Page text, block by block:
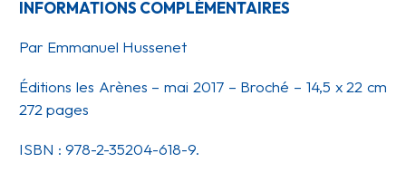
INFORMATIONS COMPLÉMENTAIRES
Par Emmanuel Hussenet
Éditions les Arènes – mai 2017 – Broché – 14,5 x 22 cm
272 pages
ISBN : 978-2-35204-618-9.